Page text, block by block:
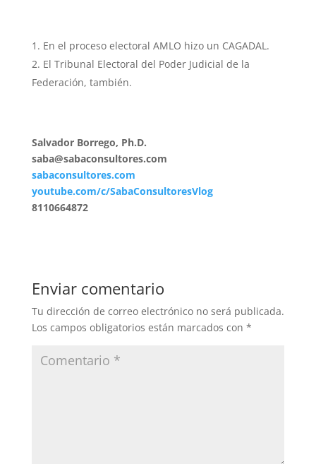
En el proceso electoral AMLO hizo un CAGADAL.
El Tribunal Electoral del Poder Judicial de la
Federación, también.
Salvador Borrego, Ph.D.
saba@sabaconsultores.com
sabaconsultores.com
youtube.com/c/SabaConsultoresVlog
8110664872
Enviar comentario
Tu dirección de correo electrónico no será publicada.
Los campos obligatorios están marcados con *